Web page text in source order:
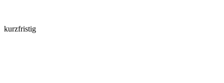
kurzfristig